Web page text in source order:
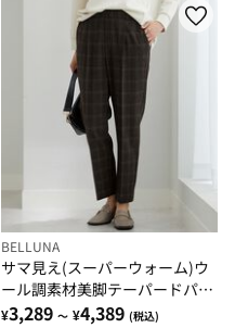
BELLUNA
サマ見え(スーパーウォーム)ウ
ール調素材美脚テーパードパン
ツ
¥3,289 ～ ¥4,389 (税込)